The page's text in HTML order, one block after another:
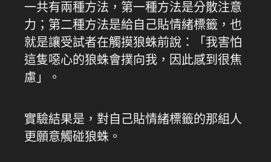
一共有兩種方法，第一種方法是分散注意
力；第二種方法是給自己貼情緒標籤，也
就是讓受試者在觸摸狼蛛前說：「我害怕
這隻噁心的狼蛛會撲向我，因此感到很焦
慮」。
實驗結果是，對自己貼情緒標籤的那組人
更願意觸碰狼蛛。